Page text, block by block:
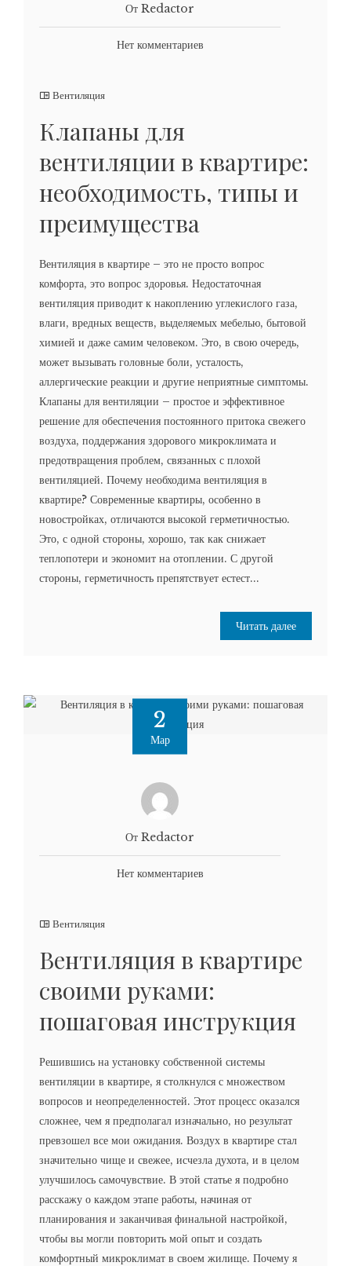
От Redactor
Нет комментариев
Вентиляция
Клапаны для
вентиляции в квартире:
необходимость, типы и
преимущества
Вентиляция в квартире – это не просто вопрос
комфорта, это вопрос здоровья. Недостаточная
вентиляция приводит к накоплению углекислого газа,
влаги, вредных веществ, выделяемых мебелью, бытовой
химией и даже самим человеком. Это, в свою очередь,
может вызывать головные боли, усталость,
аллергические реакции и другие неприятные симптомы.
Клапаны для вентиляции – простое и эффективное
решение для обеспечения постоянного притока свежего
воздуха, поддержания здорового микроклимата и
предотвращения проблем, связанных с плохой
вентиляцией. Почему необходима вентиляция в
квартире? Современные квартиры, особенно в
новостройках, отличаются высокой герметичностью.
Это, с одной стороны, хорошо, так как снижает
теплопотери и экономит на отоплении. С другой
стороны, герметичность препятствует естест...
Читать далее
2
Мар
От Redactor
Нет комментариев
Вентиляция
Вентиляция в квартире
своими руками:
пошаговая инструкция
Решившись на установку собственной системы
вентиляции в квартире, я столкнулся с множеством
вопросов и неопределенностей. Этот процесс оказался
сложнее, чем я предполагал изначально, но результат
превзошел все мои ожидания. Воздух в квартире стал
значительно чище и свежее, исчезла духота, и в целом
улучшилось самочувствие. В этой статье я подробно
расскажу о каждом этапе работы, начиная от
планирования и заканчивая финальной настройкой,
чтобы вы могли повторить мой опыт и создать
комфортный микроклимат в своем жилище. Почему я